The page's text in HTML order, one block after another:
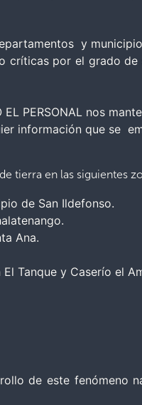
y
críticas por el grado
PERSONAL nos
información que se
tierra en las siguientes
de San Ildefonso.
Ana.
Tanque y Caserío el
de este fenómeno